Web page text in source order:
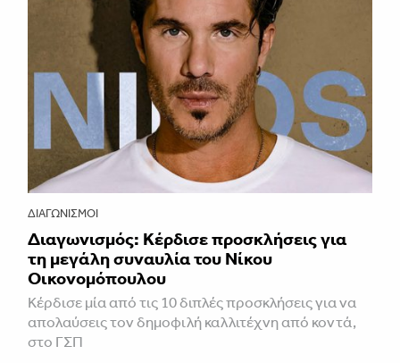
ΔΙΑΓΩΝΙΣΜΟΊ
Διαγωνισμός: Κέρδισε προσκλήσεις για
τη μεγάλη συναυλία του Νίκου
Οικονομόπουλου
Κέρδισε μία από τις 10 διπλές προσκλήσεις για να
απολαύσεις τον δημοφιλή καλλιτέχνη από κοντά,
στο ΓΣΠ